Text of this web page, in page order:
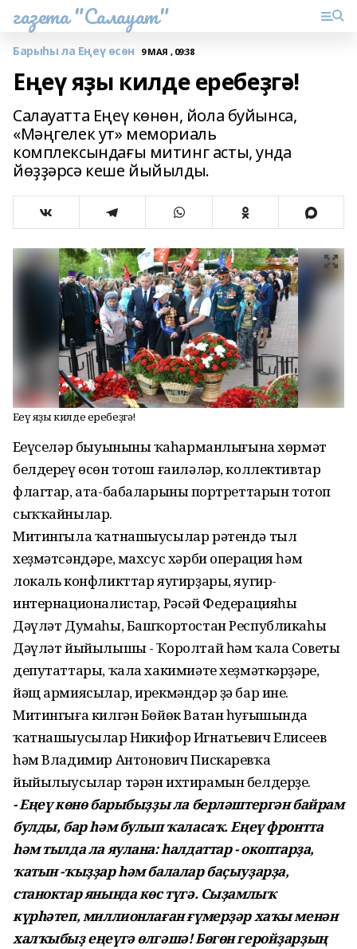
газета "Салауат"
Барыһы ла Еңеү өсөн 9 МАЯ , 09:38
Еңеү яҙы килде еребеҙгә!
Салауатта Еңеү көнөн, йола буйынса,
«Мәңгелек ут» мемориаль
комплексындағы митинг асты, унда
йөҙҙәрсә кеше йыйылды.
Еңеү яҙы килде еребеҙгә!
Еңеүселәр быуынының ҡаһарманлығына хөрмәт
белдереү өсөн тотош ғаиләләр, коллективтар
флагтар, ата-бабаларының портреттарын тотоп
сыҡҡайнылар.
Митингыла ҡатнашыусылар рәтендә тыл
хеҙмәтсәндәре, махсус хәрби операция һәм
локаль конфликттар яугирҙары, яугир-
интернационалистар, Рәсәй Федерацияһы
Дәүләт Думаһы, Башҡортостан Республикаһы
Дәүләт йыйылышы - Ҡоролтай һәм ҡала Советы
депутаттары, ҡала хакимиәте хеҙмәткәрҙәре,
йәщ армиясылар, ирекмәндәр ҙә бар ине.
Митингыға килгән Бөйөк Ватан һуғышында
ҡатнашыусылар Никифор Игнатьевич Елисеев
һәм Владимир Антонович Пискаревҡа
йыйылыусылар тәрән ихтирамын белдерҙе.
- Еңеү көнө барыбыҙҙы ла берләштергән байрам
булды, бар һәм булып ҡаласаҡ. Еңеү фронтта
һәм тылда ла яулана: һалдаттар - окоптарҙа,
ҡатын -ҡыҙҙар һәм балалар баҫыуҙарҙа,
станоктар янында көс түгә. Сыҙамлыҡ
күрһәтеп, миллионлаған ғүмерҙәр хаҡы менән
халҡыбыҙ еңеүгә өлгәшә! Бөгөн геройҙарҙың